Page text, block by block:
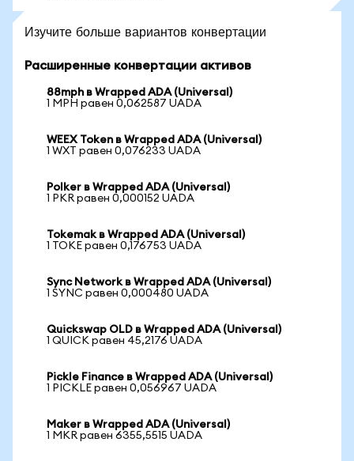
Изучите больше вариантов конвертации
Расширенные конвертации активов
88mph в Wrapped ADA (Universal)
1 MPH равен 0,062587 UADA
WEEX Token в Wrapped ADA (Universal)
1 WXT равен 0,076233 UADA
Polker в Wrapped ADA (Universal)
1 PKR равен 0,000152 UADA
Tokemak в Wrapped ADA (Universal)
1 TOKE равен 0,176753 UADA
Sync Network в Wrapped ADA (Universal)
1 SYNC равен 0,000480 UADA
Quickswap OLD в Wrapped ADA (Universal)
1 QUICK равен 45,2176 UADA
Pickle Finance в Wrapped ADA (Universal)
1 PICKLE равен 0,056967 UADA
Maker в Wrapped ADA (Universal)
1 MKR равен 6355,5515 UADA